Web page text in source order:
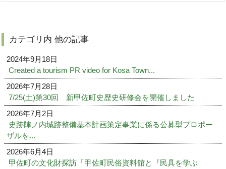
カテゴリ内 他の記事
2024年9月18日
Created a tourism PR video for Kosa Town...
2026年7月28日
7/25(土)第30回 新甲佐町史歴史研修会を開催しました
2026年7月2日
史跡陣ノ内城跡整備基本計画策定事業に係る公募型プロポー
ザルを...
2026年6月4日
甲佐町の文化財探訪「甲佐町民俗資料館と『民具を学ぶ